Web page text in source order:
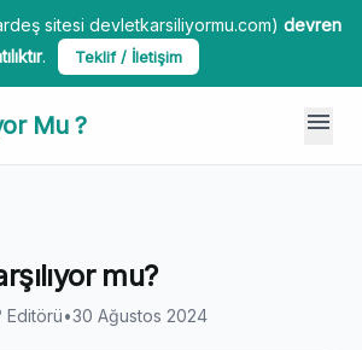
sitesi devletkarsiliyormu.com) devren
. Teklif / İletişim
Mu ? menu
mu?
Editörü•30 Ağustos 2024